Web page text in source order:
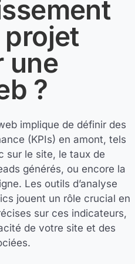
projet
une
?
implique de définir des
(KPIs) en amont, tels
sur le site, le taux de
générés, ou encore la
Les outils d’analyse
jouent un rôle crucial en
sur ces indicateurs,
de votre site et des